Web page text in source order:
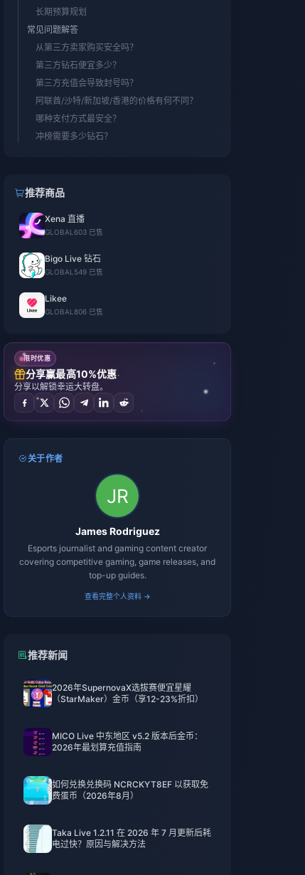
长期预算规划
常见问题解答
从第三方卖家购买安全吗？
第三方钻石便宜多少？
第三方充值会导致封号吗？
阿联酋/沙特/新加坡/香港的价格有何不同？
哪种支付方式最安全？
冲榜需要多少钻石？
推荐商品
Xena 直播
GLOBAL 603 已售
Bigo Live 钻石
GLOBAL 549 已售
Likee
GLOBAL 806 已售
限时优惠
分享赢最高10%优惠
分享以解锁幸运大转盘。
关于作者
James Rodriguez
Esports journalist and gaming content creator
covering competitive gaming, game releases, and
top-up guides.
查看完整个人资料 →
推荐新闻
2026年SupernovaX选拔赛便宜星耀
（StarMaker）金币（享12-23%折扣）
MICO Live 中东地区 v5.2 版本后金币：
2026年最划算充值指南
如何兑换兑换码 NCRCKYT8EF 以获取免
费蛋币（2026年8月）
Taka Live 1.2.11 在 2026 年 7 月更新后耗
电过快？原因与解决方法